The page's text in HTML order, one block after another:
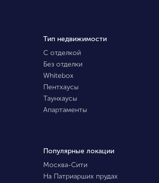
Тип недвижимости
С отделкой
Без отделки
Whitebox
Пентхаусы
Таунхаусы
Апартаменты
Популярные локации
Москва-Сити
На Патриарших прудах